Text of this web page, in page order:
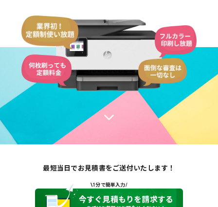
最短当日でお見積書をご送付いたします！
\1分で簡単入力/
今すぐ見積もりを請求する